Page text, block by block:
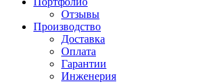
Отзывы
Производство
Доставка
Оплата
Гарантии
Инженерия